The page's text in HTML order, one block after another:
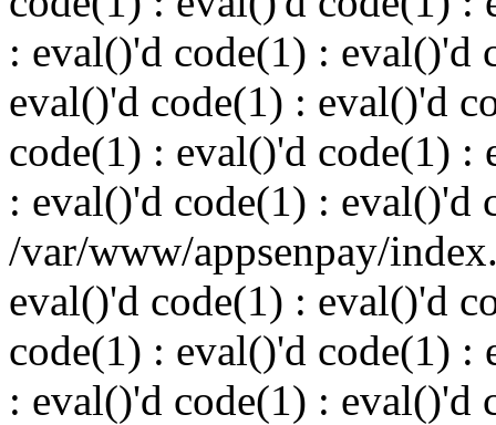
: eval()'d code(1) : eval()'d
eval()'d code(1) : eval()'d
code(1) : eval()'d code(1) :
: eval()'d code(1) : eval()'d
/var/www/appsenpay/
eval()'d code(1) : eval()'d
code(1) : eval()'d code(1) :
: eval()'d code(1) : eval()'d